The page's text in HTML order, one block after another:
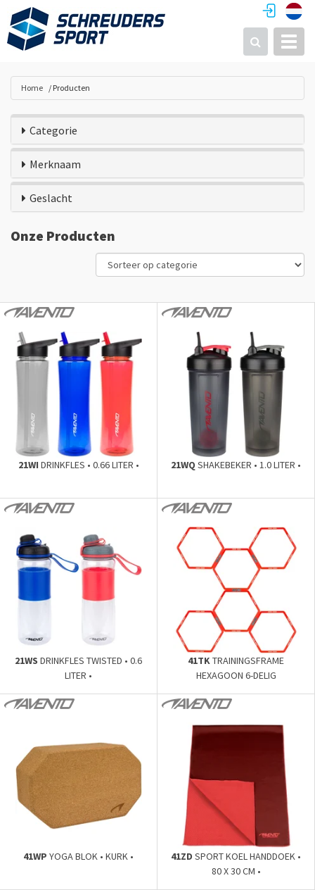
Zoeken
Home Producten
Categorie
Merknaam
Geslacht
Onze Producten
21WI DRINKFLES • 0.66 LITER • 21WQ SHAKEBEKER • 1.0 LITER •
21WS DRINKFLES TWISTED • 0.6
LITER •
41TKTRAININGSFRAME
HEXAGOON 6-DELIG
41WP YOGA BLOK • KURK • 41ZD SPORT KOEL HANDDOEK •
80 X 30 CM •